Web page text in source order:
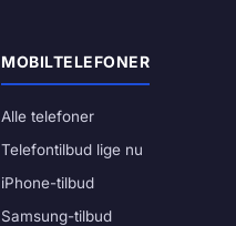
MOBILTELEFONER
Alle telefoner
Telefontilbud lige nu
iPhone-tilbud
Samsung-tilbud